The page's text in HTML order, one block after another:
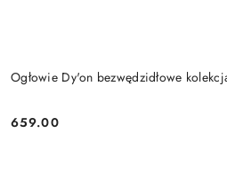
Ogłowie Dy'on bezwędzidłowe
Cena:
659.00